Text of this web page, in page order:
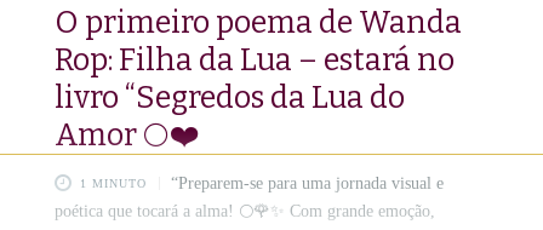
O primeiro poema de Wanda
Rop: Filha da Lua – estará no
livro “Segredos da Lua do
Amor 🌕❤️
1 MINUTO
“Preparem-se para uma jornada visual e
poética que tocará a alma! 🌕🌹✨ Com grande emoção,